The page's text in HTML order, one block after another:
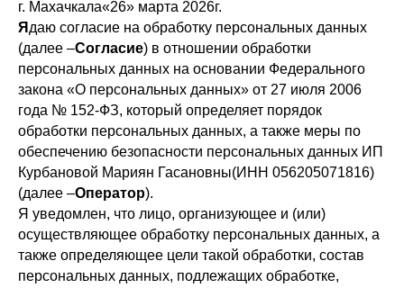
г. Махачкала«26» марта 2026г.
Я даю согласие на обработку персональных данных
(далее –Согласие) в отношении обработки
персональных данных на основании Федерального
закона «О персональных данных» от 27 июля 2006
года № 152-ФЗ, который определяет порядок
обработки персональных данных, а также меры по
обеспечению безопасности персональных данных ИП
Курбановой Мариян Гасановны(ИНН 056205071816)
(далее –Оператор).
Я уведомлен, что лицо, организующее и (или)
осуществляющее обработку персональных данных, а
также определяющее цели такой обработки, состав
персональных данных, подлежащих обработке,